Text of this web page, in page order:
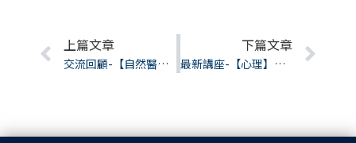
Prev
上篇文章
交流回顧-【自然醫學】水是健康的起點，也是防病的關鍵！
下篇文章
最新講座-【心理】學心理的你，必須把握這契機（線上講座）